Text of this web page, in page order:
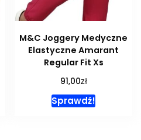
M&C Joggery Medyczne
Elastyczne Amarant
Regular Fit Xs
91,00zł
Sprawdź!